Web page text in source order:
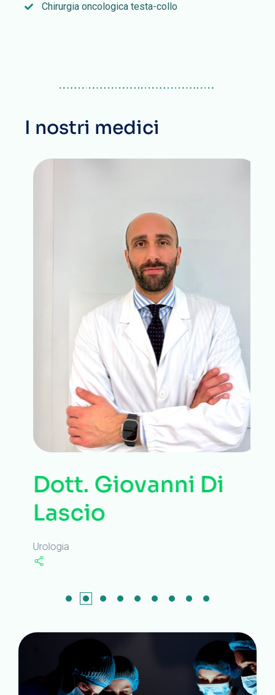
Chirurgia oncologica testa-collo
I nostri medici
Dott. Giovanni Di
Lascio
Urologia